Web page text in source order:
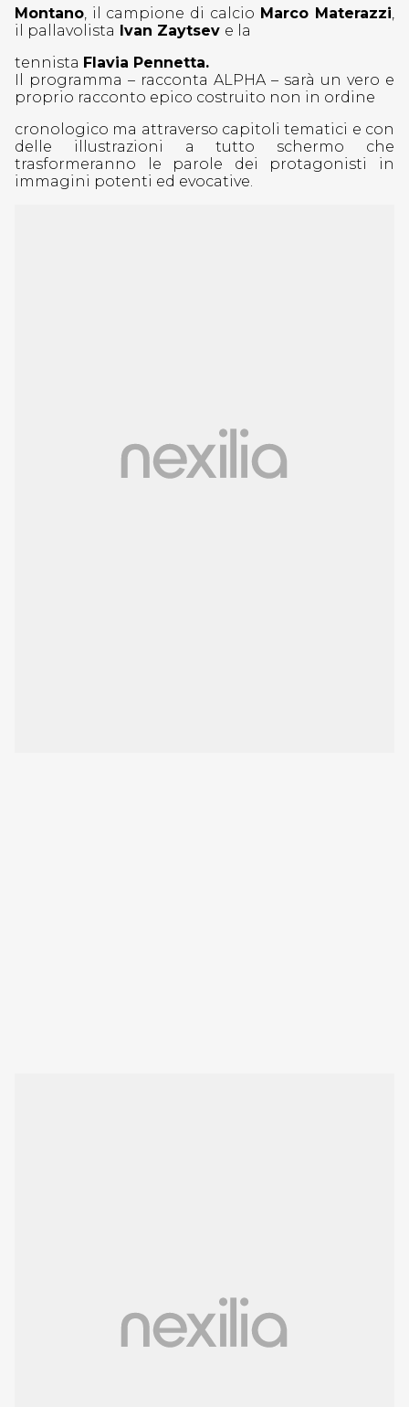
Montano, il campione di calcio Marco Materazzi,
il pallavolista Ivan Zaytsev e la
tennista Flavia Pennetta.
Il programma – racconta ALPHA – sarà un vero e
proprio racconto epico costruito non in ordine
cronologico ma attraverso capitoli tematici e con
delle illustrazioni a tutto schermo che
trasformeranno le parole dei protagonisti in
immagini potenti ed evocative.